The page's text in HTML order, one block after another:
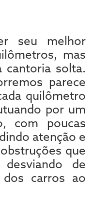
seu melhor
mas
cantoria solta.
parece
quilômetro
por um
com poucas
atenção e
que
de
carros ao